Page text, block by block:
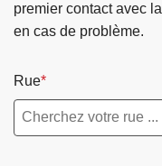
premier contact avec
en cas de problème.
Rue